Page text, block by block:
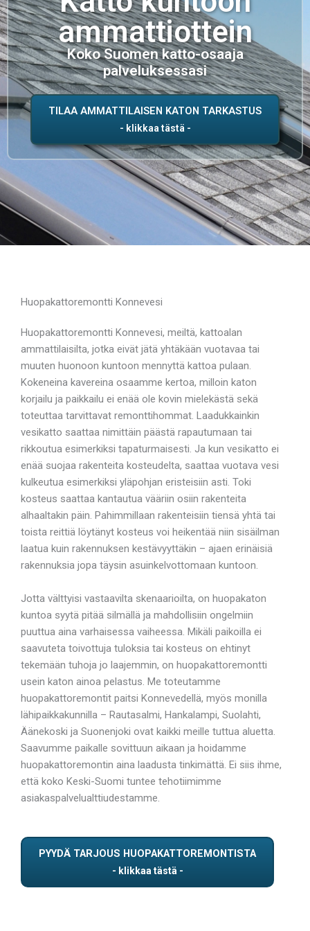
ammattiottein
Koko Suomen katto-osaaja
palveluksessasi
TILAA AMMATTILAISEN KATON TARKASTUS
Huopakattoremontti Konnevesi
Huopakattoremontti Konnevesi, meiltä, kattoalan
ammattilaisilta, jotka eivät jätä yhtäkään vuotavaa tai
muuten huonoon kuntoon mennyttä kattoa pulaan.
Kokeneina kavereina osaamme kertoa, milloin katon
korjailu ja paikkailu ei enää ole kovin mielekästä sekä
toteuttaa tarvittavat remonttihommat. Laadukkainkin
vesikatto saattaa nimittäin päästä rapautumaan tai
rikkoutua esimerkiksi tapaturmaisesti. Ja kun vesikatto ei
enää suojaa rakenteita kosteudelta, saattaa vuotava vesi
kulkeutua esimerkiksi yläpohjan eristeisiin asti. Toki
kosteus saattaa kantautua vääriin osiin rakenteita
alhaaltakin päin. Pahimmillaan rakenteisiin tiensä yhtä tai
toista reittiä löytänyt kosteus voi heikentää niin sisäilman
laatua kuin rakennuksen kestävyyttäkin – ajaen erinäisiä
rakennuksia jopa täysin asuinkelvottomaan kuntoon.
Jotta välttyisi vastaavilta skenaarioilta, on huopakaton
kuntoa syytä pitää silmällä ja mahdollisiin ongelmiin
puuttua aina varhaisessa vaiheessa. Mikäli paikoilla ei
saavuteta toivottuja tuloksia tai kosteus on ehtinyt
tekemään tuhoja jo laajemmin, on huopakattoremontti
usein katon ainoa pelastus. Me toteutamme
huopakattoremontit paitsi Konnevedellä, myös monilla
lähipaikkakunnilla – Rautasalmi, Hankalampi, Suolahti,
Äänekoski ja Suonenjoki ovat kaikki meille tuttua aluetta.
Saavumme paikalle sovittuun aikaan ja hoidamme
huopakattoremontin aina laadusta tinkimättä. Ei siis ihme,
että koko Keski-Suomi tuntee tehotiimimme
asiakaspalvelualttiudestamme.
PYYDÄ TARJOUS HUOPAKATTOREMONTISTA